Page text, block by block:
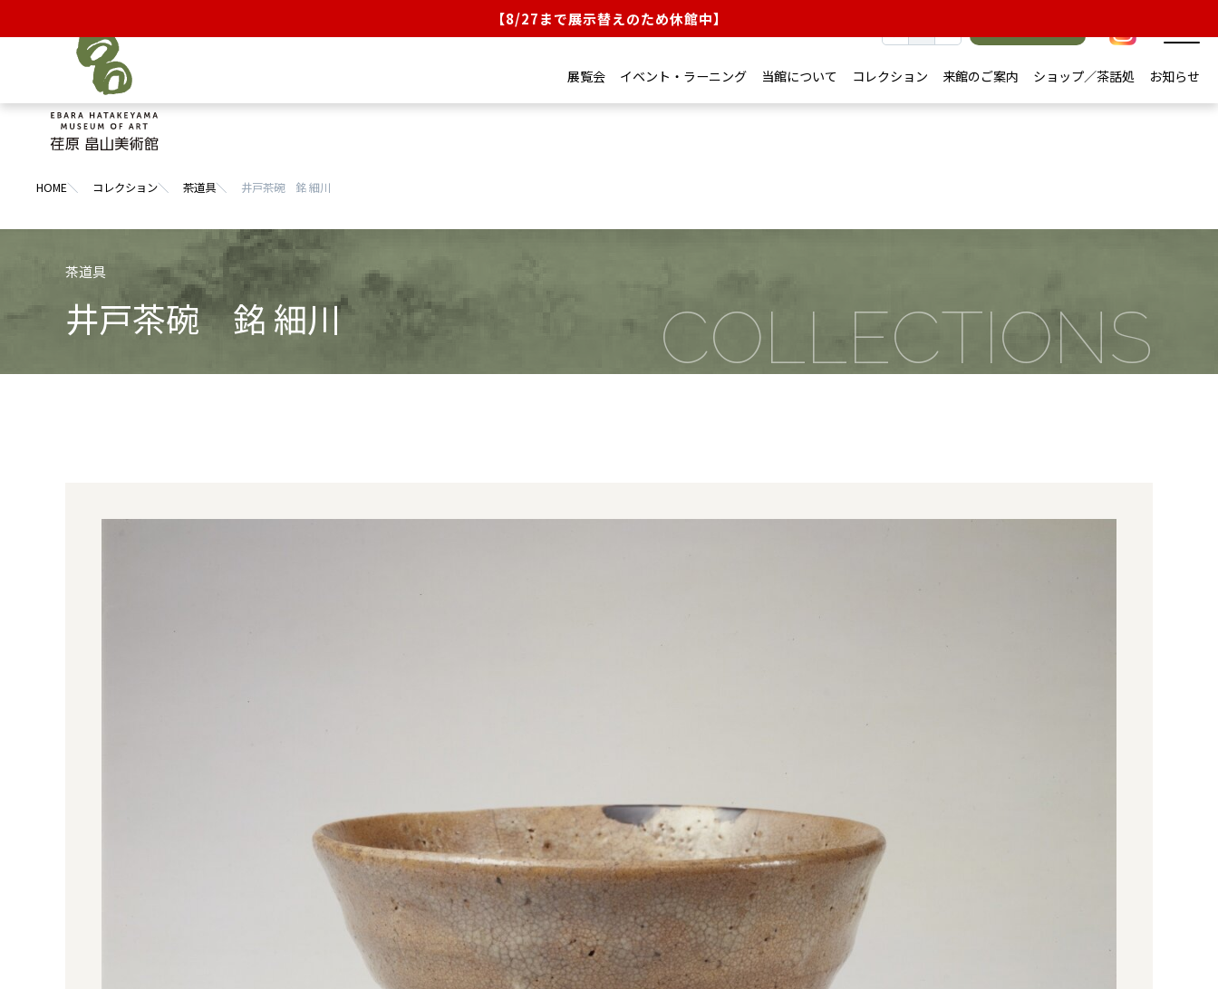
【8/27まで展示替えのため休館中】
展覧会 イベント・ラーニング 当館について コレクション 来館のご案内 ショップ／茶話処 お知らせ
コレクション
HOME コレクション 茶道具 井戸茶碗 銘 細川
井戸茶碗 銘 細川